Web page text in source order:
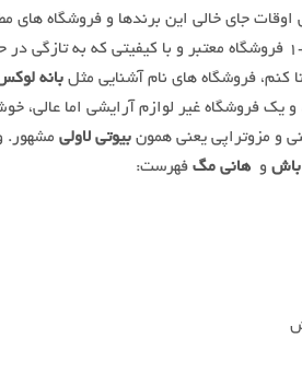
اوقات جای خالی این برندها و فروشگاه
من امروز قصد دارم ۲+۱ فروشگاه معتبر و با کیفیتی که
کنم، فروشگاه های نام آشنایی مثل بانه
یک فروشگاه غیر لوازم آرایشی اما عالی،
و مزوتراپی یعنی همون بیوتی لاولی
و هانی مگ فهرست: